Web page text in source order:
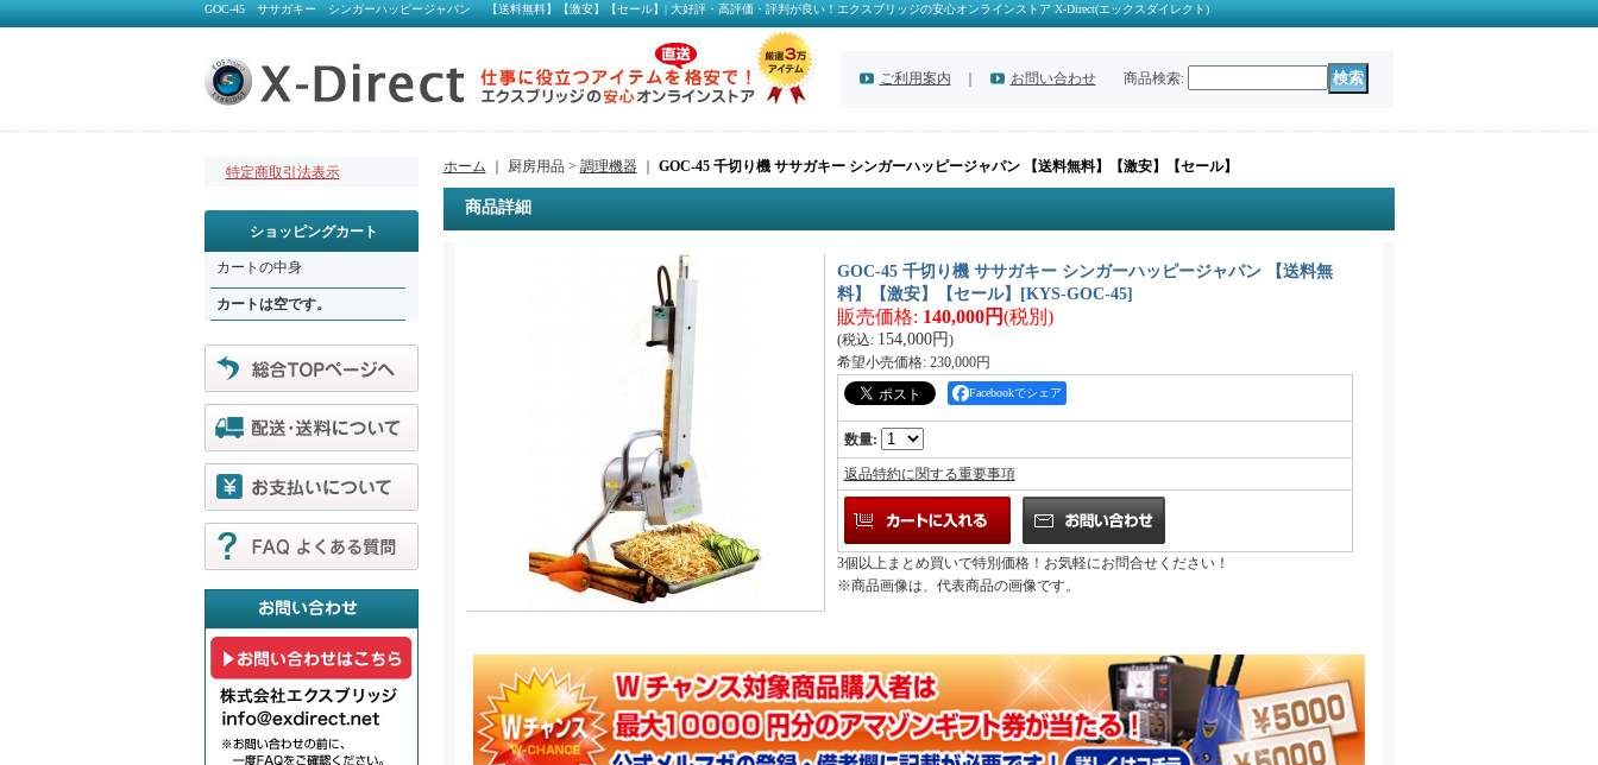
GOC-45 ササガキー シンガーハッピージャパン 【送料無料】【激安】【セール】| 大好評・高評価・評判が良い！エクスブリッジの安心オンラインストア X-Direct(エックスダイレクト)
ご利用案内 お問い合わせ 商品検索:
特定商取引法表示
ショッピングカート
カートの中身
カートは空です。
ホーム ｜ 厨房用品 > 調理機器｜ GOC-45 千切り機 ササガキー シンガーハッピージャパン 【送料無料】【激安】【セール】
商品詳細
GOC-45 千切り機 ササガキー シンガーハッピージャパン 【送料無
料】【激安】【セール】
[KYS-GOC-45]
販売価格: 140,000円(税別)
(税込: 154,000円)
希望小売価格: 230,000円
Facebookでシェア
数量:
返品特約に関する重要事項
3個以上まとめ買いで特別価格！お気軽にお問合せください！
※商品画像は、代表商品の画像です。